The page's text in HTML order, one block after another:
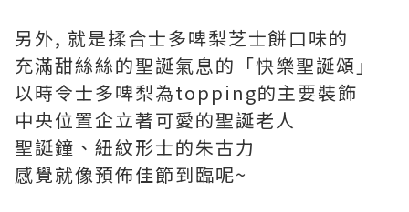
另外, 就是揉合士多啤梨芝士餅口味的
充滿甜絲絲的聖誕氣息的「快樂聖誕頌」
以時令士多啤梨為topping的主要裝飾
中央位置企立著可愛的聖誕老人
聖誕鐘、紐紋形士的朱古力
感覺就像預佈佳節到臨呢~